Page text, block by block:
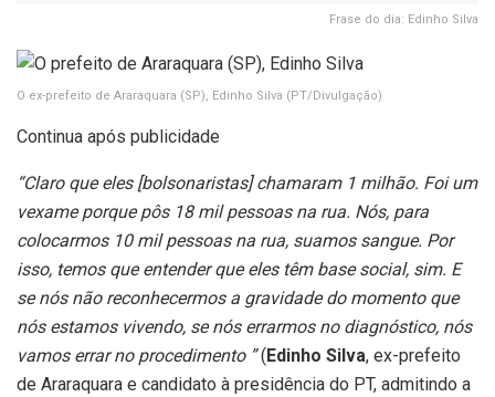
Frase do dia: Edinho Silva
O ex-prefeito de Araraquara (SP), Edinho Silva (PT/Divulgação)
Continua após publicidade
“Claro que eles [bolsonaristas] chamaram 1 milhão. Foi um
vexame porque pôs 18 mil pessoas na rua. Nós, para
colocarmos 10 mil pessoas na rua, suamos sangue. Por
isso, temos que entender que eles têm base social, sim. E
se nós não reconhecermos a gravidade do momento que
nós estamos vivendo, se nós errarmos no diagnóstico, nós
vamos errar no procedimento ”( Edinho Silva, ex-prefeito
de Araraquara e candidato à presidência do PT, admitindo a